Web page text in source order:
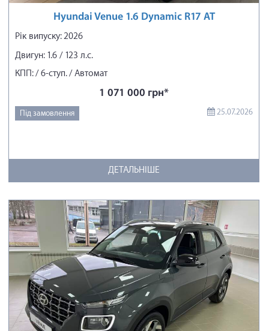
Hyundai Venue 1.6 Dynamic R17 AT
Рік випуску: 2026
Двигун: 1.6 / 123 л.с.
КПП: / 6-ступ. / Автомат
1 071 000 грн*
Під замовлення 25.07.2026
ДЕТАЛЬНІШЕ